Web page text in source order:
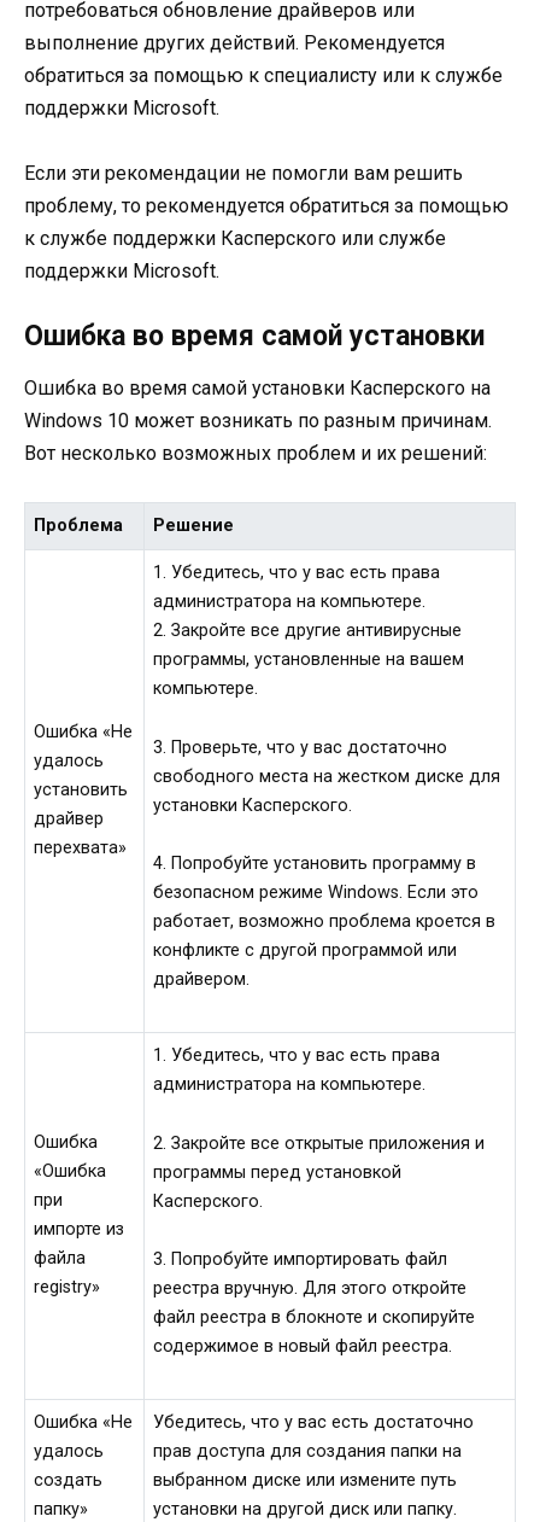
потребоваться обновление драйверов или
выполнение других действий. Рекомендуется
обратиться за помощью к специалисту или к службе
поддержки Microsoft.
Если эти рекомендации не помогли вам решить
проблему, то рекомендуется обратиться за помощью
к службе поддержки Касперского или службе
поддержки Microsoft.
Ошибка во время самой установки
Ошибка во время самой установки Касперского на
Windows 10 может возникать по разным причинам.
Вот несколько возможных проблем и их решений:
Проблема Решение
Ошибка «Не
удалось
установить
драйвер
перехвата»
1. Убедитесь, что у вас есть права
администратора на компьютере.
2. Закройте все другие антивирусные
программы, установленные на вашем
компьютере.
3. Проверьте, что у вас достаточно
свободного места на жестком диске для
установки Касперского.
4. Попробуйте установить программу в
безопасном режиме Windows. Если это
работает, возможно проблема кроется в
конфликте с другой программой или
драйвером.
Ошибка
«Ошибка
при
импорте из
файла
registry»
1. Убедитесь, что у вас есть права
администратора на компьютере.
2. Закройте все открытые приложения и
программы перед установкой
Касперского.
3. Попробуйте импортировать файл
реестра вручную. Для этого откройте
файл реестра в блокноте и скопируйте
содержимое в новый файл реестра.
Ошибка «Не
удалось
создать
папку»
Убедитесь, что у вас есть достаточно
прав доступа для создания папки на
выбранном диске или измените путь
установки на другой диск или папку.